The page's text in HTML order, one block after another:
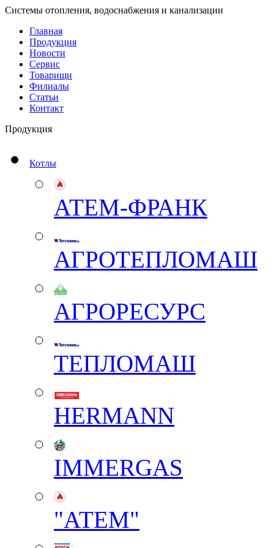
Системы отопления, водоснабжения и канализации
Главная
Продукция
Новости
Сервис
Товарищи
Филиалы
Статьи
Контакт
Продукция
Котлы
АТЕМ-ФРАНК
АГРОТЕПЛОМАШ
АГРОРЕСУРС
ТЕПЛОМАШ
HERMANN
IMMERGAS
"АТЕМ"